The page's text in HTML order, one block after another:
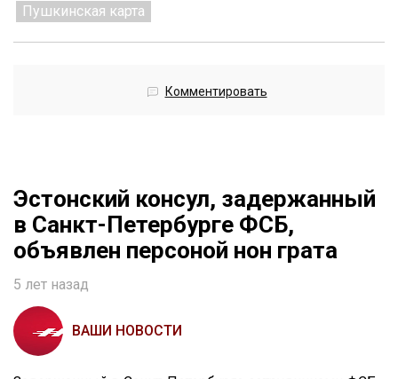
Пушкинская карта
Комментировать
Эстонский консул, задержанный
в Санкт-Петербурге ФСБ,
объявлен персоной нон грата
5 лет назад
ВАШИ НОВОСТИ